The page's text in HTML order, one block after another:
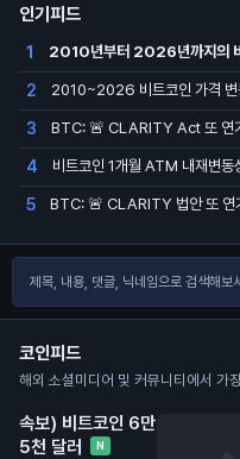
인기피드
1 2010년부터 2026년까지의
2 2010~2026 비트코인 가격 변
3 BTC: 🚨 CLARITY Act 또 연
4 비트코인 1개월 ATM 내재변
5 BTC: 🚨 CLARITY 법안 또 연
코인피드
해외 소셜미디어 및 커뮤니티에서 가
속보) 비트코인 6만
5천 달러
N